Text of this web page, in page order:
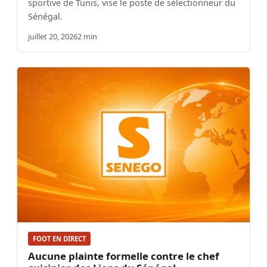
sportive de Tunis, vise le poste de sélectionneur du
Sénégal.
juillet 20, 20262 min
FOOT EN DIRECT
Aucune plainte formelle contre le chef